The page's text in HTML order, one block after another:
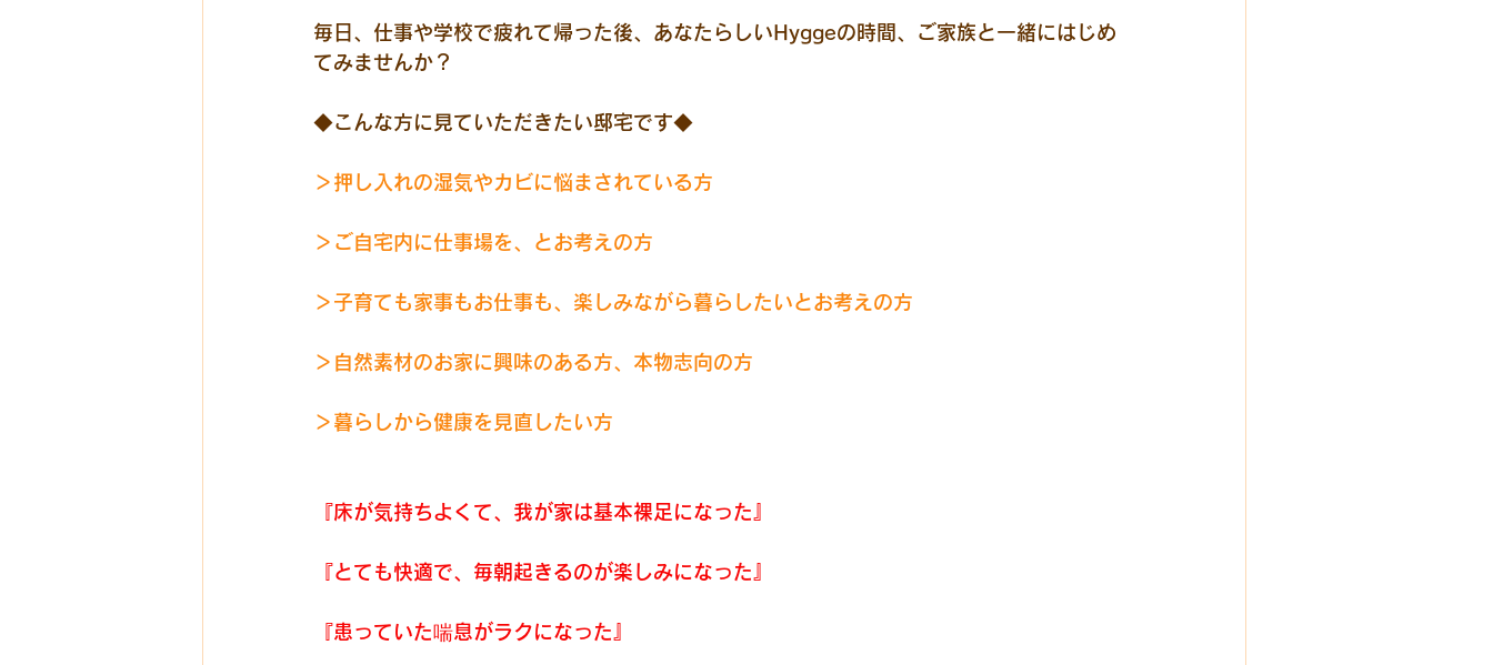
毎日、仕事や学校で疲れて帰った後、あなたらしいHyggeの時間、ご家族と一緒にはじめ
てみませんか？
◆こんな方に見ていただきたい邸宅です◆
＞押し入れの湿気やカビに悩まされている方
＞ご自宅内に仕事場を、とお考えの方
＞子育ても家事もお仕事も、楽しみながら暮らしたいとお考えの方
＞自然素材のお家に興味のある方、本物志向の方
＞暮らしから健康を見直したい方
『床が気持ちよくて、我が家は基本裸足になった』
『とても快適で、毎朝起きるのが楽しみになった』
『患っていた喘息がラクになった』